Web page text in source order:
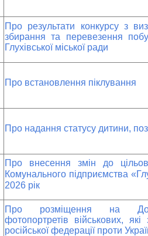
Про результати конкурсу з
збирання та перевезення
Глухівської міської ради
Про встановлення піклування
Про надання статусу дитини,
Про внесення змін до
Комунального підприємства
2026 рік
Про розміщення на
фотопортретів військових,
російської федерації проти